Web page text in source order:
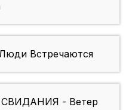
Встречаются
- Ветер